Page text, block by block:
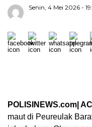
Senin, 4 Mei 2026 -
POLISINEWS.com|
maut di Peureulak